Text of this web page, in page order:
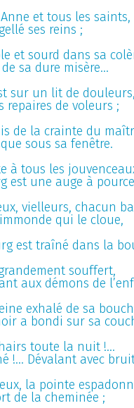
et tous les saints,
ses reins ;
et sourd dans sa
sa dure misère...
sur un lit de
repaires de voleurs ;
de la crainte du
sous sa fenêtre.
à tous les
est une auge à
vielleurs, chacun
qui le cloue,
est traîné dans la
souffert,
aux démons de
exhalé de sa
a bondi sur sa
toute la nuit !...
!... Dévalant avec
la pointe
de la cheminée ;